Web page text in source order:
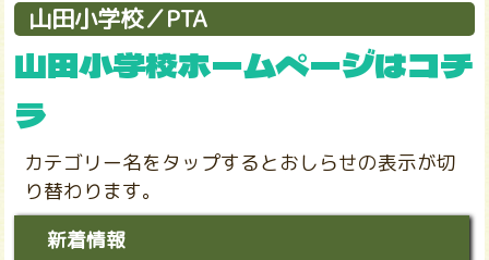
山田小学校／PTA
山田小学校ホームページはコチ
ラ
新着情報